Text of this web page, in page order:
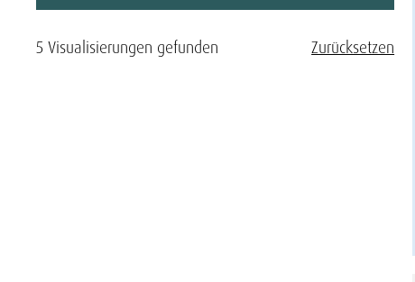
5 Visualisierungen gefunden Zurücksetzen